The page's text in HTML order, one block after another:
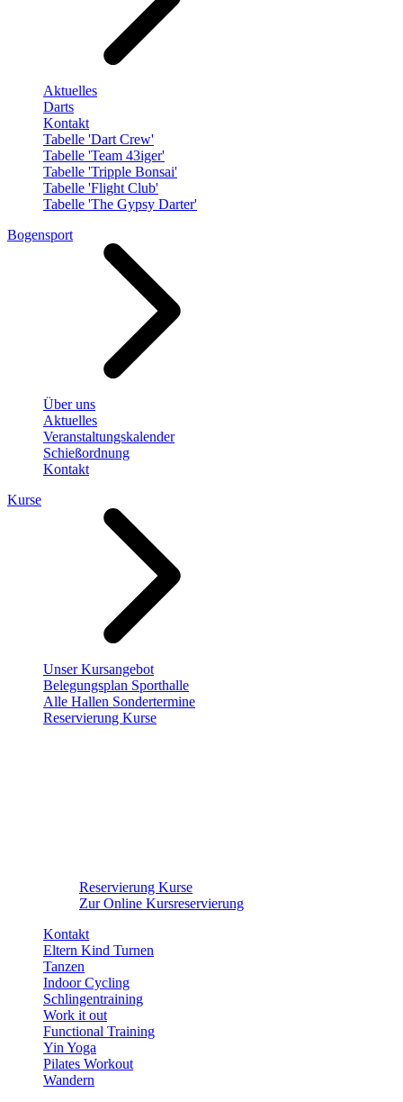
Aktuelles
Darts
Kontakt
Tabelle 'Dart Crew'
Tabelle 'Team 43iger'
Tabelle 'Tripple Bonsai'
Tabelle 'Flight Club'
Tabelle 'The Gypsy Darter'
Bogensport
Über uns
Aktuelles
Veranstaltungskalender
Schießordnung
Kontakt
Kurse
Unser Kursangebot
Belegungsplan Sporthalle
Alle Hallen Sondertermine
Reservierung Kurse
Reservierung Kurse
Zur Online Kursreservierung
Kontakt
Eltern Kind Turnen
Tanzen
Indoor Cycling
Schlingentraining
Work it out
Functional Training
Yin Yoga
Pilates Workout
Wandern